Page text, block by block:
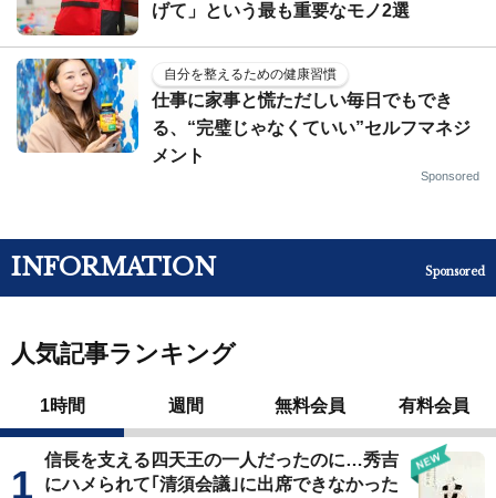
げて」という最も重要なモノ2選
自分を整えるための健康習慣
仕事に家事と慌ただしい毎日でもでき
る、“完璧じゃなくていい”セルフマネジ
メント
Sponsored
INFORMATION Sponsored
人気記事ランキング
1時間 週間 無料会員 有料会員
信長を支える四天王の一人だったのに…秀吉
にハメられて｢清須会議｣に出席できなかった